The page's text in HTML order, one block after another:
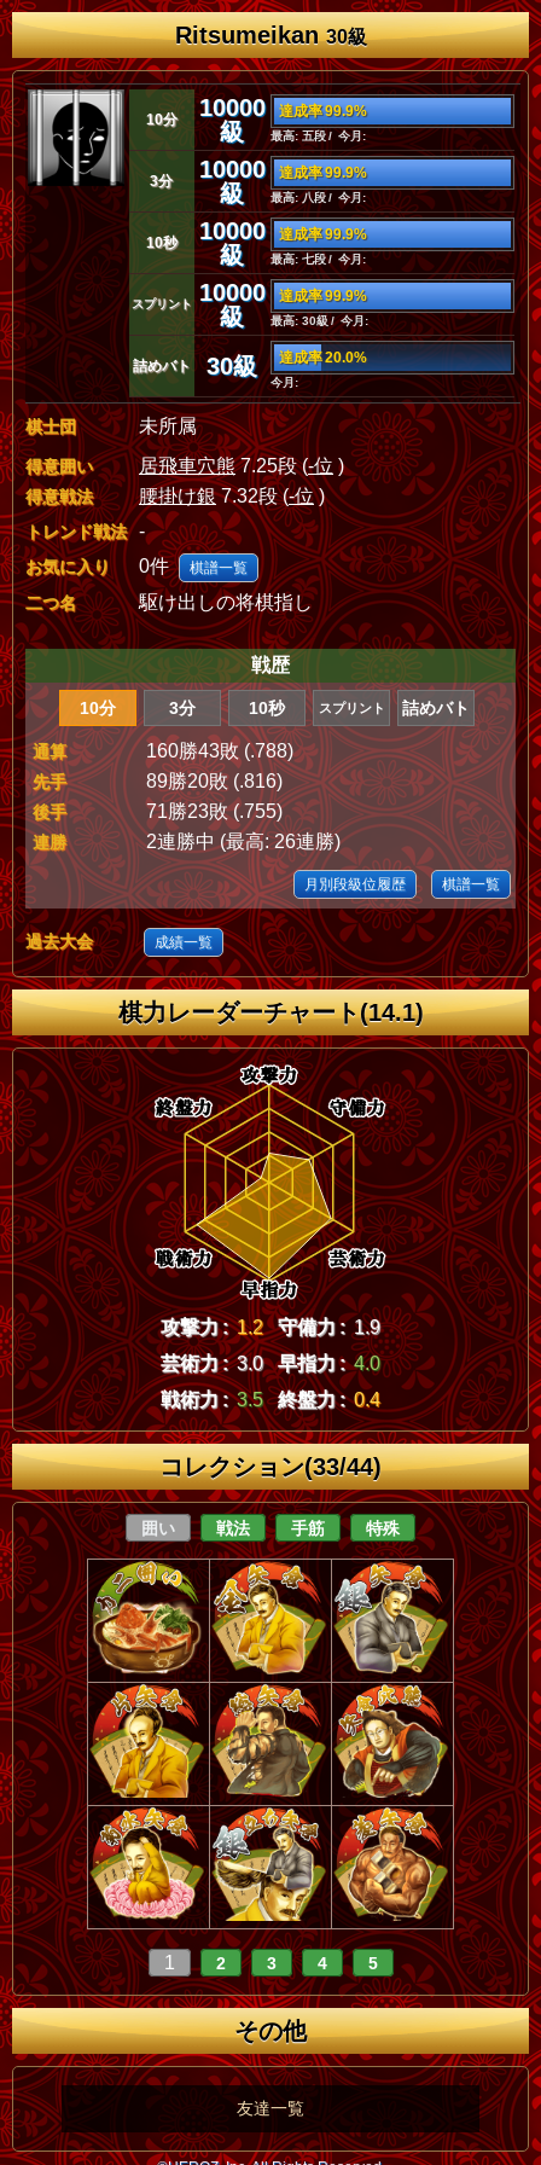
Ritsumeikan30級
10分
10000
級
達成率 99.9%
最高: 五段 / 今月:
3分
10000
級
達成率 99.9%
最高: 八段 / 今月:
10秒
10000
級
達成率 99.9%
最高: 七段 / 今月:
スプリント
10000
級
達成率 99.9%
最高: 30級 / 今月:
詰めバト 30級 達成率 20.0%
今月:
棋士団 未所属
得意囲い 居飛車穴熊7.25段 (-位 )
得意戦法 腰掛け銀7.32段 (-位)
トレンド戦法 -
お気に入り 0件 棋譜一覧
二つ名 駆け出しの将棋指し
戦歴
10分 3分 10秒 スプリント 詰めバト
通算 160勝43敗 (.788)
先手 89勝20敗 (.816)
後手 71勝23敗 (.755)
連勝 2連勝中 (最高: 26連勝)
月別段級位履歴 棋譜一覧
過去大会 成績一覧
棋力レーダーチャート(14.1)
攻撃力 : 1.2 守備力 : 1.9
芸術力 : 3.0 早指力 : 4.0
戦術力 : 3.5 終盤力 : 0.4
コレクション(33/44)
囲い 戦法 手筋 特殊
1 2 3 4 5
その他
友達一覧